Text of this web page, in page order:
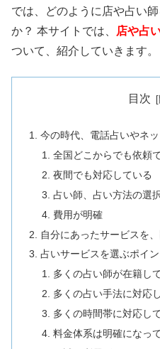
では、どのように店や占い
か？ 本サイトでは、
店や占
ついて、紹介していきます。
目次
今の時代、電話占いやネ
全国どこからでも依頼
夜間でも対応している
占い師、占い方法の選
費用が明確
自分にあったサービスを
占いサービスを選ぶポイン
多くの占い師が在籍し
多くの占い手法に対応
多くの時間帯に対応し
料金体系は明確になっ